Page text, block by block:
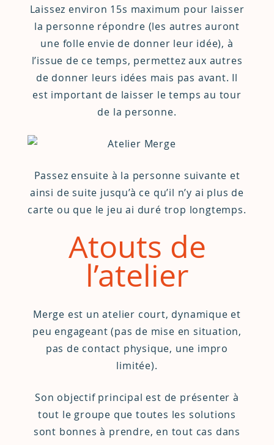
Laissez environ 15s maximum pour laisser
la personne répondre (les autres auront
une folle envie de donner leur idée), à
l’issue de ce temps, permettez aux autres
de donner leurs idées mais pas avant. Il
est important de laisser le temps au tour
de la personne.
Passez ensuite à la personne suivante et
ainsi de suite jusqu’à ce qu’il n’y ai plus de
carte ou que le jeu ai duré trop longtemps.
Atouts de
l’atelier
Merge est un atelier court, dynamique et
peu engageant (pas de mise en situation,
pas de contact physique, une impro
limitée).
Son objectif principal est de présenter à
tout le groupe que toutes les solutions
sont bonnes à prendre, en tout cas dans